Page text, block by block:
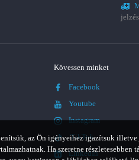
az Ön igényeihez igazítsuk
Ha szeretne részletesebben
Kövessen minket
Facebook
Youtube
Instagram
TikTok
LinkedIn